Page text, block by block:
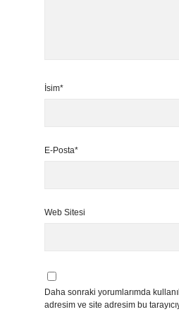
İsim*
E-Posta*
Web Sitesi
Daha sonraki yorumlarımda
adresim ve site adresim bu